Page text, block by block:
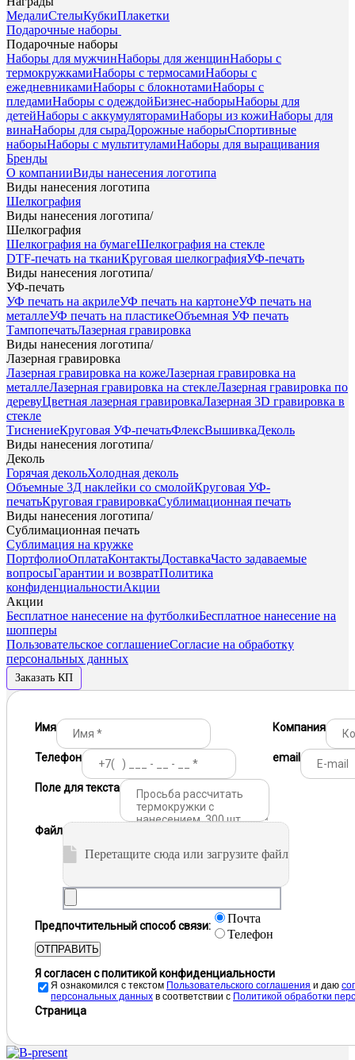
МедалиСтелыКубкиПлакетки
Подарочные наборы
Подарочные наборы
Наборы для мужчинНаборы для женщинНаборы с
термокружкамиНаборы с термосамиНаборы с
ежедневникамиНаборы с блокнотамиНаборы с
пледамиНаборы с одеждойБизнес-наборыНаборы для
детейНаборы с аккумуляторамиНаборы из кожиНаборы для
винаНаборы для сыраДорожные наборыСпортивные
наборыНаборы с мультитуламиНаборы для выращивания
Бренды
О компанииВиды нанесения логотипа
Виды нанесения логотипа
Шелкография
Виды нанесения логотипа/
Шелкография
Шелкография на бумагеШелкография на стекле
DTF-печать на тканиКруговая шелкографияУФ-печать
Виды нанесения логотипа/
УФ-печать
УФ печать на акрилеУФ печать на картонеУФ печать на
металлеУФ печать на пластикеОбъемная УФ печать
ТампопечатьЛазерная гравировка
Виды нанесения логотипа/
Лазерная гравировка
Лазерная гравировка на кожеЛазерная гравировка на
металлеЛазерная гравировка на стеклеЛазерная гравировка по
деревуЦветная лазерная гравировкаЛазерная 3D гравировка в
стекле
ТиснениеКруговая УФ-печатьФлексВышивкаДеколь
Виды нанесения логотипа/
Деколь
Горячая декольХолодная деколь
Объемные 3Д наклейки со смолойКруговая УФ-
печатьКруговая гравировкаСублимационная печать
Виды нанесения логотипа/
Сублимационная печать
Сублимация на кружке
ПортфолиоОплатаКонтактыДоставкаЧасто задаваемые
вопросыГарантии и возвратПолитика
конфиденциальностиАкции
Акции
Бесплатное нанесение на футболкиБесплатное нанесение на
шопперы
Пользовательское соглашениеСогласие на обработку
персональных данных
Заказать КП
Имя Компания
Телефон email
Поле для текста
Файл
Перетащите сюда или загрузите файл
Предпочтительный способ связи:
Почта
Телефон
ОТПРАВИТЬ
Я согласен с политикой конфиденциальности
Я ознакомился с текстом Пользовательского соглашения и даю
персональных данных в соответствии с Политикой обработки
Страница